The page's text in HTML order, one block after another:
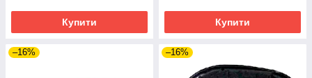
Купити Купити
–16% –16%